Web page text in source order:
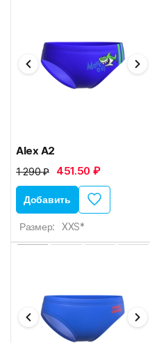
Alex A2
1 290 ₽ 451.50 ₽
Добавить
Размер: XXS*